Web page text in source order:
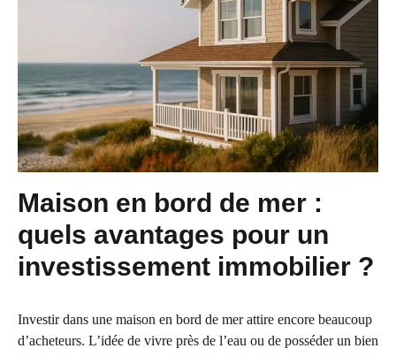
Maison en bord de mer :
quels avantages pour un
investissement immobilier ?
Investir dans une maison en bord de mer attire encore beaucoup
d’acheteurs. L’idée de vivre près de l’eau ou de posséder un bien